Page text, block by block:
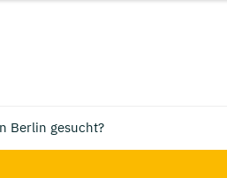
Berlin gesucht?